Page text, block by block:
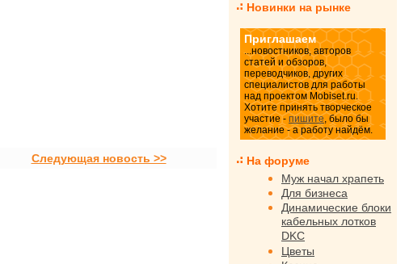
Следующая новость >>
Новинки на рынке
Приглашаем
...новостников, авторов
статей и обзоров,
переводчиков, других
специалистов для работы
над проектом Mobiset.ru.
Хотите принять творческое
участие - пишите, было бы
желание - а работу найдём.
На форуме
Муж начал храпеть
Для бизнеса
Динамические блоки
кабельных лотков
DKC
Цветы